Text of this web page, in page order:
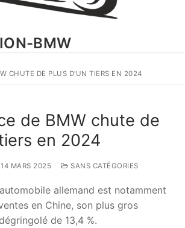
BMW
CHUTE DE PLUS D’UN TIERS EN 2024
de BMW chute de
en 2024
14 MARS 2025 SANS CATÉGORIES
allemand est notamment
en Chine, son plus gros
de 13,4 %.